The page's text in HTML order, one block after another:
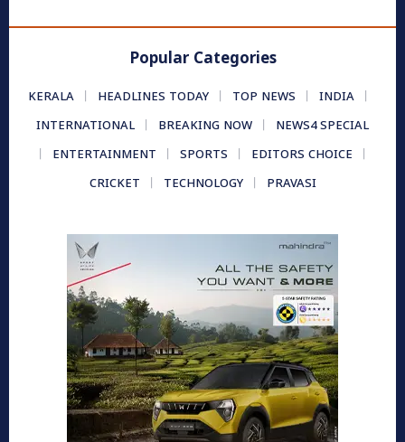
Popular Categories
KERALA HEADLINES TODAY TOP NEWS
INDIA
INTERNATIONAL
BREAKING NOW
NEWS4 SPECIAL
ENTERTAINMENT
SPORTS
EDITORS CHOICE
CRICKET
TECHNOLOGY PRAVASI